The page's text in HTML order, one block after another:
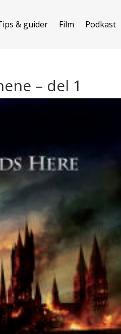
& guider Film Podkast
– del 1